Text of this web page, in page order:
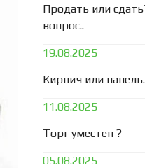
Продать или
вопрос..
19.08.2025
Кирпич или
11.08.2025
Торг уместен ?
05.08.2025